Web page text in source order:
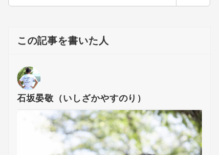
索
この記事を書いた人
石坂晏敬（いしざかやすのり）